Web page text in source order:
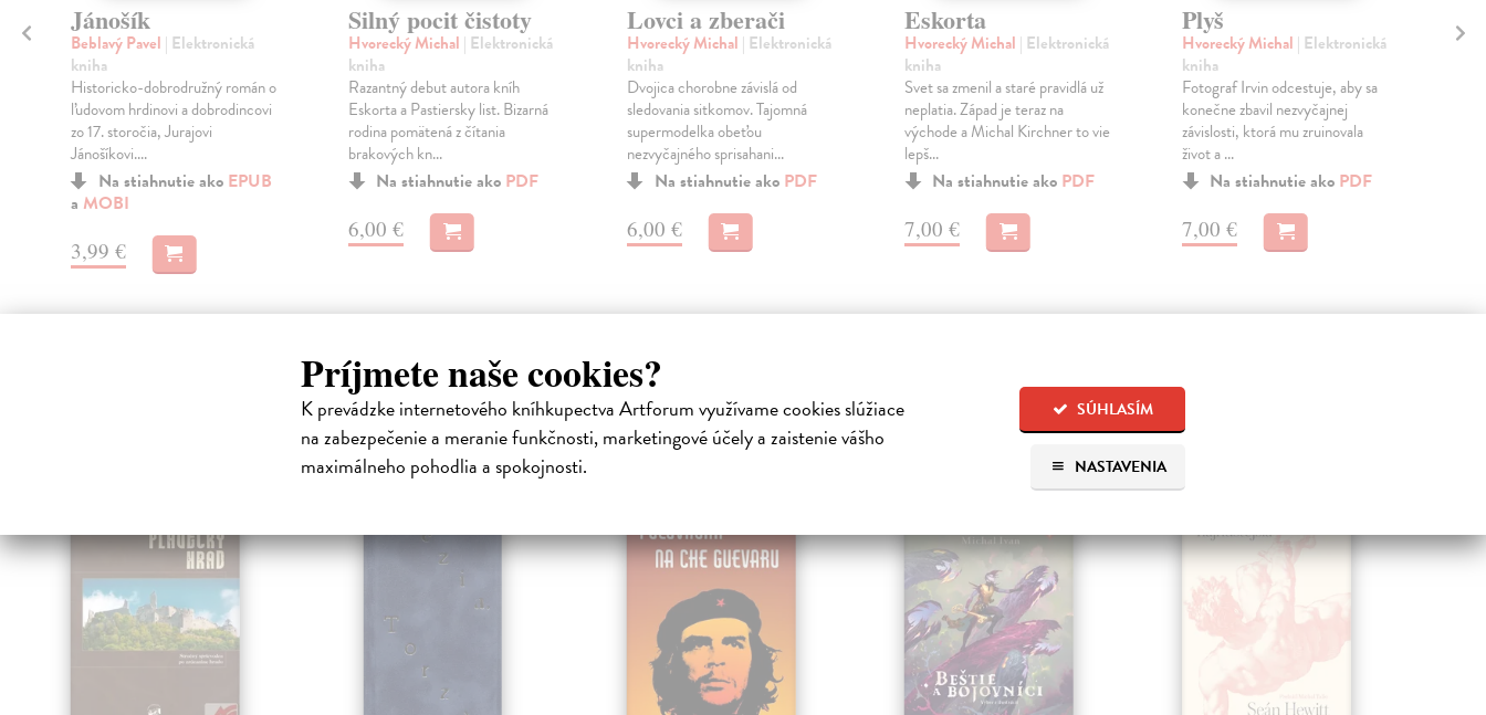
Príjmete naše cookies?
K prevádzke internetového kníhkupectva Artforum využívame cookies slúžiace
na zabezpečenie a meranie funkčnosti, marketingové účely a zaistenie vášho
maximálneho pohodlia a spokojnosti.
SÚHLASÍM
NASTAVENIA
Jánošík
Beblavý Pavel | Elektronická
kniha
Historicko-dobrodružný román o
ľudovom hrdinovi a dobrodincovi
zo 17. storočia, Jurajovi
Jánošíkovi....
Na stiahnutie ako EPUB
a MOBI
3,99 €
Silný pocit čistoty
Hvorecký Michal | Elektronická
kniha
Razantný debut autora kníh
Eskorta a Pastiersky list. Bizarná
rodina pomätená z čítania
brakových kn...
Na stiahnutie ako PDF
6,00 €
Lovci a zberači
Hvorecký Michal | Elektronická
kniha
Dvojica chorobne závislá od
sledovania sitkomov. Tajomná
supermodelka obeťou
nezvyčajného sprisahani...
Na stiahnutie ako PDF
6,00 €
Eskorta
Hvorecký Michal | Elektronická
kniha
Svet sa zmenil a staré pravidlá už
neplatia. Západ je teraz na
východe a Michal Kirchner to vie
lepš...
Na stiahnutie ako PDF
7,00 €
Plyš
Hvorecký Michal | Elektronická
kniha
Fotograf Irvin odcestuje, aby sa
konečne zbavil nezvyčajnej
závislosti, ktorá mu zruinovala
život a ...
Na stiahnutie ako PDF
7,00 €
Čitatelia s podobným vkusom si kúpili aj:
na sklade